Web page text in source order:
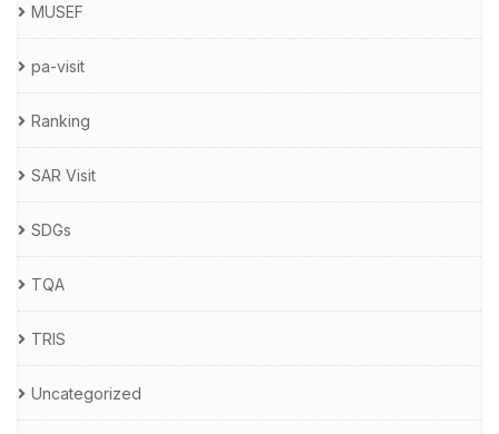
MUSEF
pa-visit
Ranking
SAR Visit
SDGs
TQA
TRIS
Uncategorized